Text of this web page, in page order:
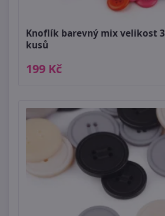
Knoflík barevný mix velikost
kusů
199 Kč